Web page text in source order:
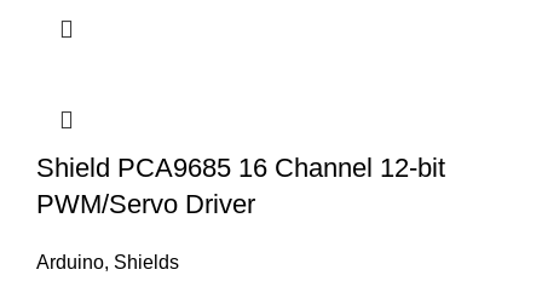
Shield PCA9685 16 Channel 12-bit
PWM/Servo Driver
Arduino, Shields